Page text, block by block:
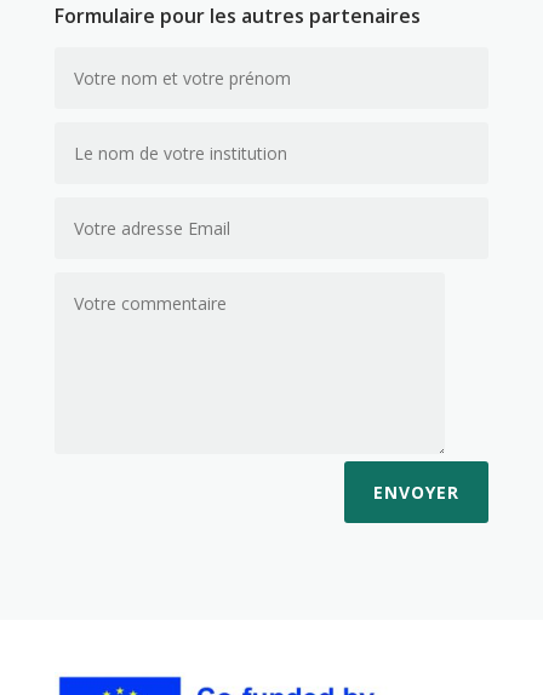
Formulaire pour les autres partenaires
ENVOYER